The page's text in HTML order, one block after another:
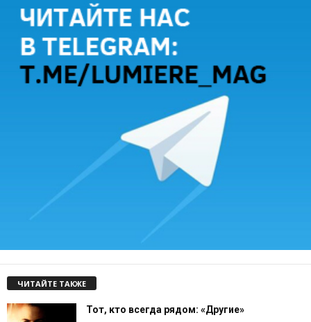
ЧИТАЙТЕ ТАКЖЕ
Тот, кто всегда рядом: «Другие»